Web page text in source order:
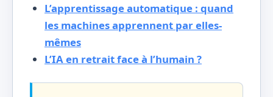
L’apprentissage automatique : quand
les machines apprennent par elles-
mêmes
L’IA en retrait face à l’humain ?